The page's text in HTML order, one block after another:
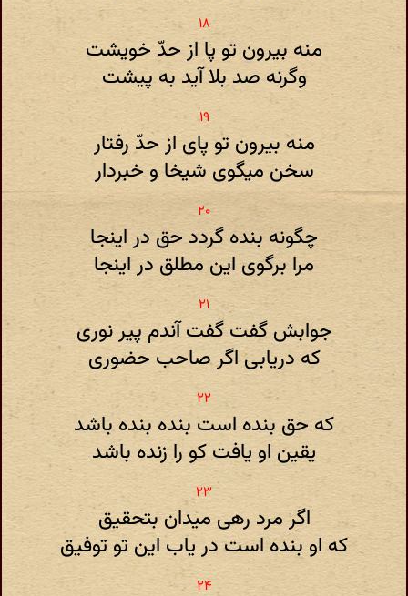
منه بیرون تو پا از حدّ خویشت
وگرنه صد بلا آید به پیشت
منه بیرون تو پای از حدّ رفتار
سخن میگوی شیخا و خبردار
چگونه بنده گردد حق در اینجا
مرا برگوی این مطلق در اینجا
جوابش گفت گفت آندم پیر نوری
که دریابی اگر صاحب حضوری
که حق بنده است بنده بنده باشد
یقین او یافت کو را زنده باشد
اگر مرد رهی میدان بتحقیق
که او بنده است در یاب این تو توفیق